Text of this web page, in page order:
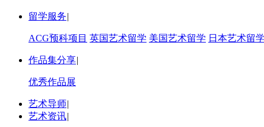
留学服务|
ACG预科项目 英国艺术留学 美国艺术留学 日本艺术留学
作品集分享|
优秀作品展
艺术导师|
艺术资讯|